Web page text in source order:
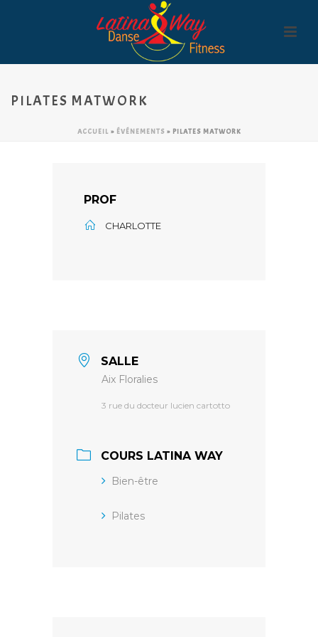
PILATES MATWORK
ACCUEIL» ÉVÉNEMENTS» PILATES MATWORK
PROF
CHARLOTTE
SALLE
Aix Floralies
3 rue du docteur lucien cartotto
COURS LATINA WAY
Bien-être
Pilates